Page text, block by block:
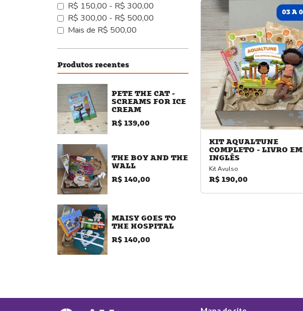
R$ 150,00 - R$ 300,00
R$ 300,00 - R$ 500,00
Mais de R$ 500,00
Produtos recentes
PETE THE CAT -
SCREAMS FOR ICE
CREAM
R$ 139,00
THE BOY AND THE
WALL
R$ 140,00
MAISY GOES TO
THE HOSPITAL
R$ 140,00
KIT AQUALTUNE
COMPLETO - LIVRO EM
INGLÊS
Kit Avulso
R$ 190,00